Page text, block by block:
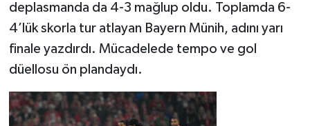
deplasmanda da 4-3 mağlup oldu. Toplamda 6-
4’lük skorla tur atlayan Bayern Münih, adını yarı
finale yazdırdı. Mücadelede tempo ve gol
düellosu ön plandaydı.